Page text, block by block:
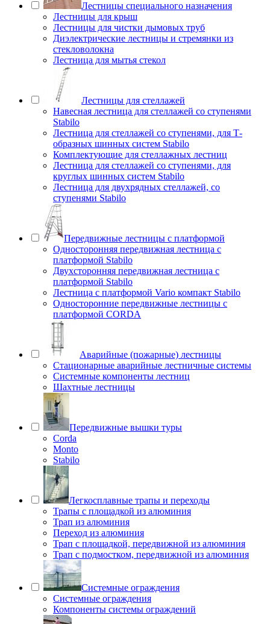
Лестницы специального назначения
Лестницы для крыш
Лестницы для чистки дымовых труб
Диэлектрические лестницы и стремянки из
стекловолокна
Лестница для мытья стекол
Лестницы для стеллажей
Навесная лестница для стеллажей со ступенями
Stabilo
Лестница для стеллажей со ступенями, для Т-
образных шинных систем Stabilo
Комплектующие для стеллажных лестниц
Лестница для стеллажей со ступенями, для
круглых шинных систем Stabilo
Лестница для двухрядных стеллажей, со
ступенями Stabilo
Передвижные лестницы с платформой
Односторонняя передвижная лестница с
платформой Stabilo
Двухсторонняя передвижная лестница с
платформой Stabilo
Лестница с платформой Vario компакт Stabilo
Односторонние передвижные лестницы с
платформой CORDA
Аварийные (пожарные) лестницы
Стационарные аварийные лестничные системы
Системные компоненты лестниц
Шахтные лестницы
Передвижные вышки туры
Corda
Monto
Stabilo
Легкосплавные трапы и переходы
Трапы с площадкой из алюминия
Трап из алюминия
Переход из алюминия
Трап с площадкой, передвижной из алюминия
Трап с подмостком, передвижной из алюминия
Системные ограждения
Системные ограждения
Компоненты системы ограждений